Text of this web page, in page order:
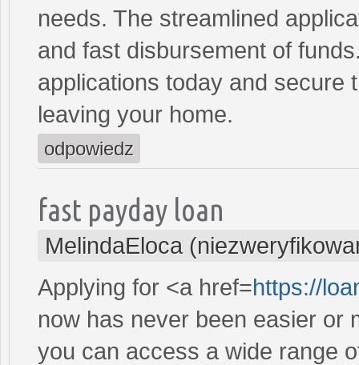
needs. The streamlined
and fast disbursement of
applications today and secure
leaving your home.
odpowiedz
fast payday loan
MelindaEloca
Applying for <a href=https://
now has never been easier or
you can access a wide range